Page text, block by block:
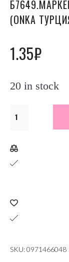
(ONKA
1.35₽
20 in stock
символ
(ONKA
Турция)
SKU:0971466048